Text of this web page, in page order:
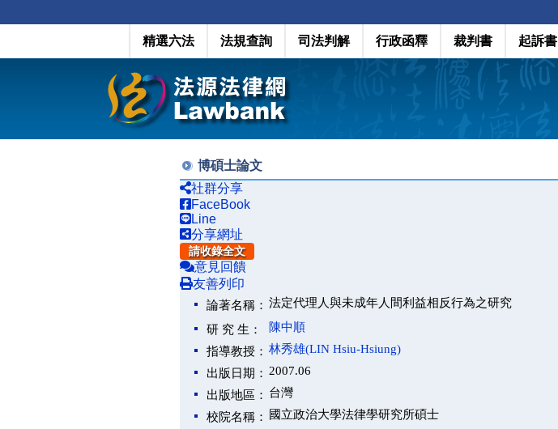
精選六法 法規查詢 司法判解 行政函釋 裁判書 起訴書
博碩士論文
社群分享
FaceBook
Line
分享網址
請收錄全文
意見回饋
友善列印
論著名稱： 法定代理人與未成年人間利益相反行為之研究
研 究 生：
陳中順
指導教授： 林秀雄(LIN Hsiu-Hsiung)
出版日期： 2007.06
出版地區： 台灣
校院名稱：
國立政治大學法律學研究所碩士